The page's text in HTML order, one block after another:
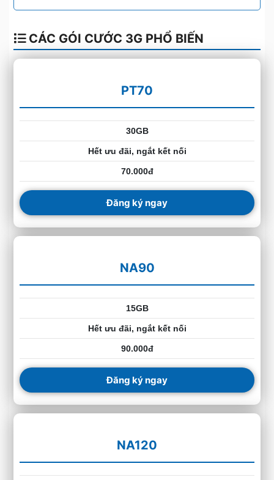
CÁC GÓI CƯỚC 3G PHỔ BIẾN
PT70
30GB
Hết ưu đãi, ngắt kết nối
70.000đ
Đăng ký ngay
NA90
15GB
Hết ưu đãi, ngắt kết nối
90.000đ
Đăng ký ngay
NA120